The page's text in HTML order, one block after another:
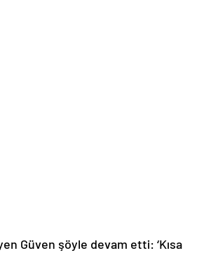
Güven şöyle devam etti: ‘Kısa